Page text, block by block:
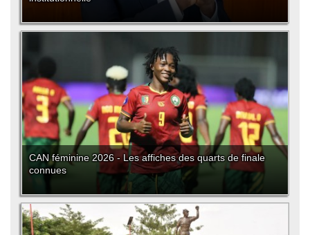
CAN féminine 2026 - Les affiches des quarts de finale
connues